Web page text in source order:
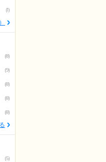
(1)
(8)
(9)
(8)
(8)
(8)
(5)